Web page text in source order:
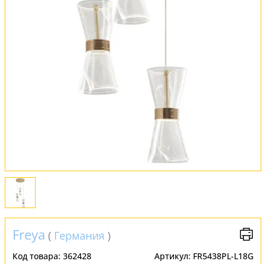
Freya ( Германия )
Код товара: 362428 Артикул: FR5438PL-L18G